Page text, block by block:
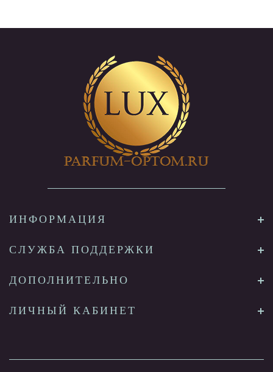
ИНФОРМАЦИЯ
СЛУЖБА ПОДДЕРЖКИ
ДОПОЛНИТЕЛЬНО
ЛИЧНЫЙ КАБИНЕТ